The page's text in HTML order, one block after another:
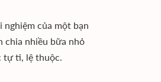
của một bạn
chia nhiều bữa nhỏ
tự ti, lệ thuộc.